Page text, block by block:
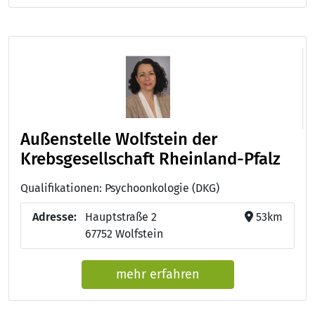
Außenstelle Wolfstein der
Krebsgesellschaft Rheinland-Pfalz
Qualifikationen: Psychoonkologie (DKG)
Adresse:
Hauptstraße 2
67752 Wolfstein
53km
mehr erfahren